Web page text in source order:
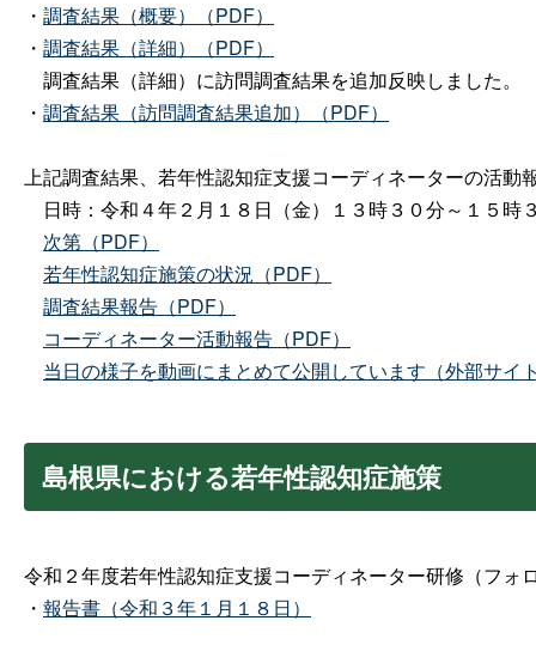
・ 調査結果（概要）（PDF）
・ 調査結果（詳細）（PDF）
調査結果（詳細）に訪問調査結果を追加反映しました。
・ 調査結果（訪問調査結果追加）（PDF）
上記調査結果、若年性認知症支援コーディネーターの活動
日時：令和４年２月１８日（金）１３時３０分～１５時
次第（PDF）
若年性認知症施策の状況（PDF）
調査結果報告（PDF）
コーディネーター活動報告（PDF）
当日の様子を動画にまとめて公開しています（外部サイ
島根県における若年性認知症施策
令和２年度若年性認知症支援コーディネーター研修（フ
・ 報告書（令和３年１月１８日）